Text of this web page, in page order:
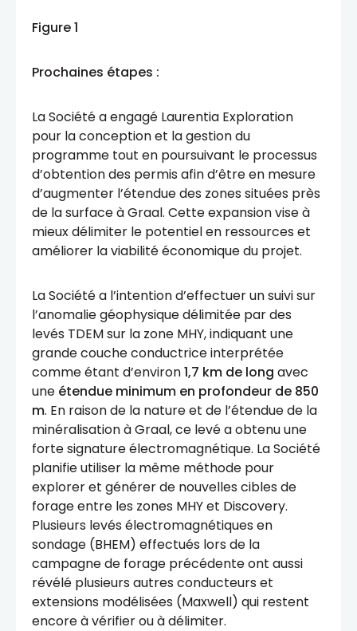
Figure 1
Prochaines étapes :
La Société a engagé Laurentia Exploration
pour la conception et la gestion du
programme tout en poursuivant le processus
d’obtention des permis afin d’être en mesure
d’augmenter l’étendue des zones situées près
de la surface à Graal. Cette expansion vise à
mieux délimiter le potentiel en ressources et
améliorer la viabilité économique du projet.
La Société a l’intention d’effectuer un suivi sur
l’anomalie géophysique délimitée par des
levés TDEM sur la zone MHY, indiquant une
grande couche conductrice interprétée
comme étant d’environ1,7 km de long avec
une étendue minimum en profondeur de 850
m. En raison de la nature et de l’étendue de la
minéralisation à Graal, ce levé a obtenu une
forte signature électromagnétique. La Société
planifie utiliser la même méthode pour
explorer et générer de nouvelles cibles de
forage entre les zones MHY et Discovery.
Plusieurs levés électromagnétiques en
sondage (BHEM) effectués lors de la
campagne de forage précédente ont aussi
révélé plusieurs autres conducteurs et
extensions modélisées (Maxwell) qui restent
encore à vérifier ou à délimiter.